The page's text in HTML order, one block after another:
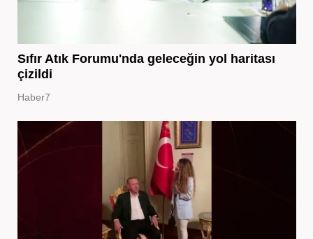
Sıfır Atık Forumu'nda geleceğin yol haritası
çizildi
Haber7